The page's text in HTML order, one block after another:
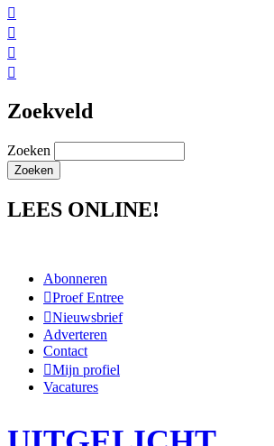




Zoekveld
Zoeken
LEES ONLINE!
Abonneren
Proef Entree
Nieuwsbrief
Adverteren
Contact
Mijn profiel
Vacatures